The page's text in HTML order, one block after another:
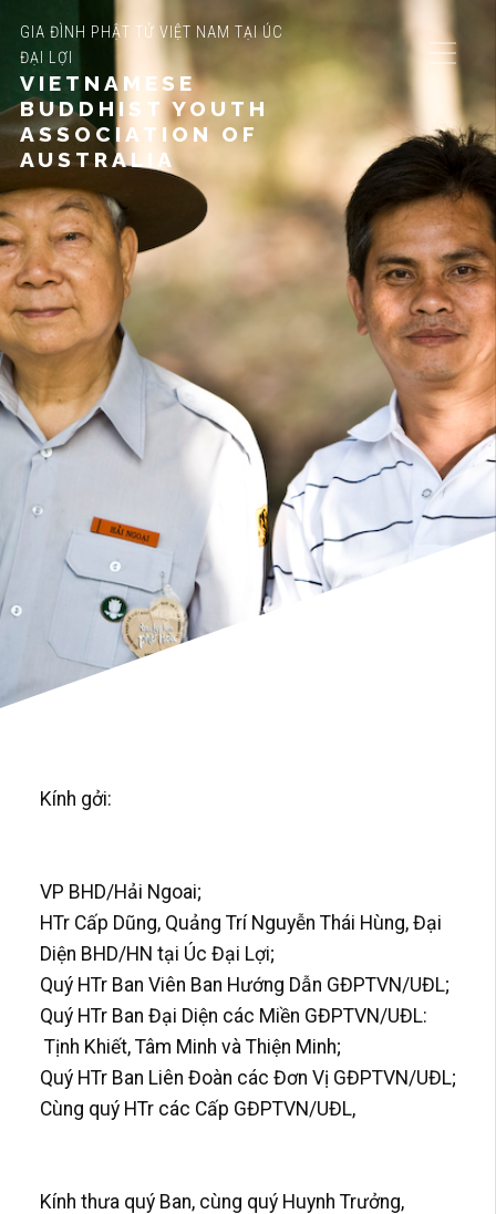
GIA ĐÌNH PHẬT TỬ VIỆT NAM TẠI ÚC
ĐẠI LỢI
VIETNAMESE
BUDDHIST YOUTH
ASSOCIATION OF
AUSTRALIA
Kính gởi:
VP BHD/Hải Ngoai;
HTr Cấp Dũng, Quảng Trí Nguyễn Thái Hùng, Đại
Diện BHD/HN tại Úc Đại Lợi;
Quý HTr Ban Viên Ban Hướng Dẫn GĐPTVN/UĐL;
Quý HTr Ban Đại Diện các Miền GĐPTVN/UĐL:
Tịnh Khiết, Tâm Minh và Thiện Minh;
Quý HTr Ban Liên Đoàn các Đơn Vị GĐPTVN/UĐL;
Cùng quý HTr các Cấp GĐPTVN/UĐL,
Kính thưa quý Ban, cùng quý Huynh Trưởng,